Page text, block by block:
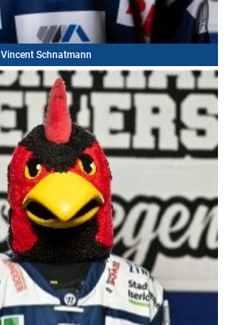
Vincent Schnatmann